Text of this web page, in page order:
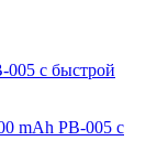
с быстрой